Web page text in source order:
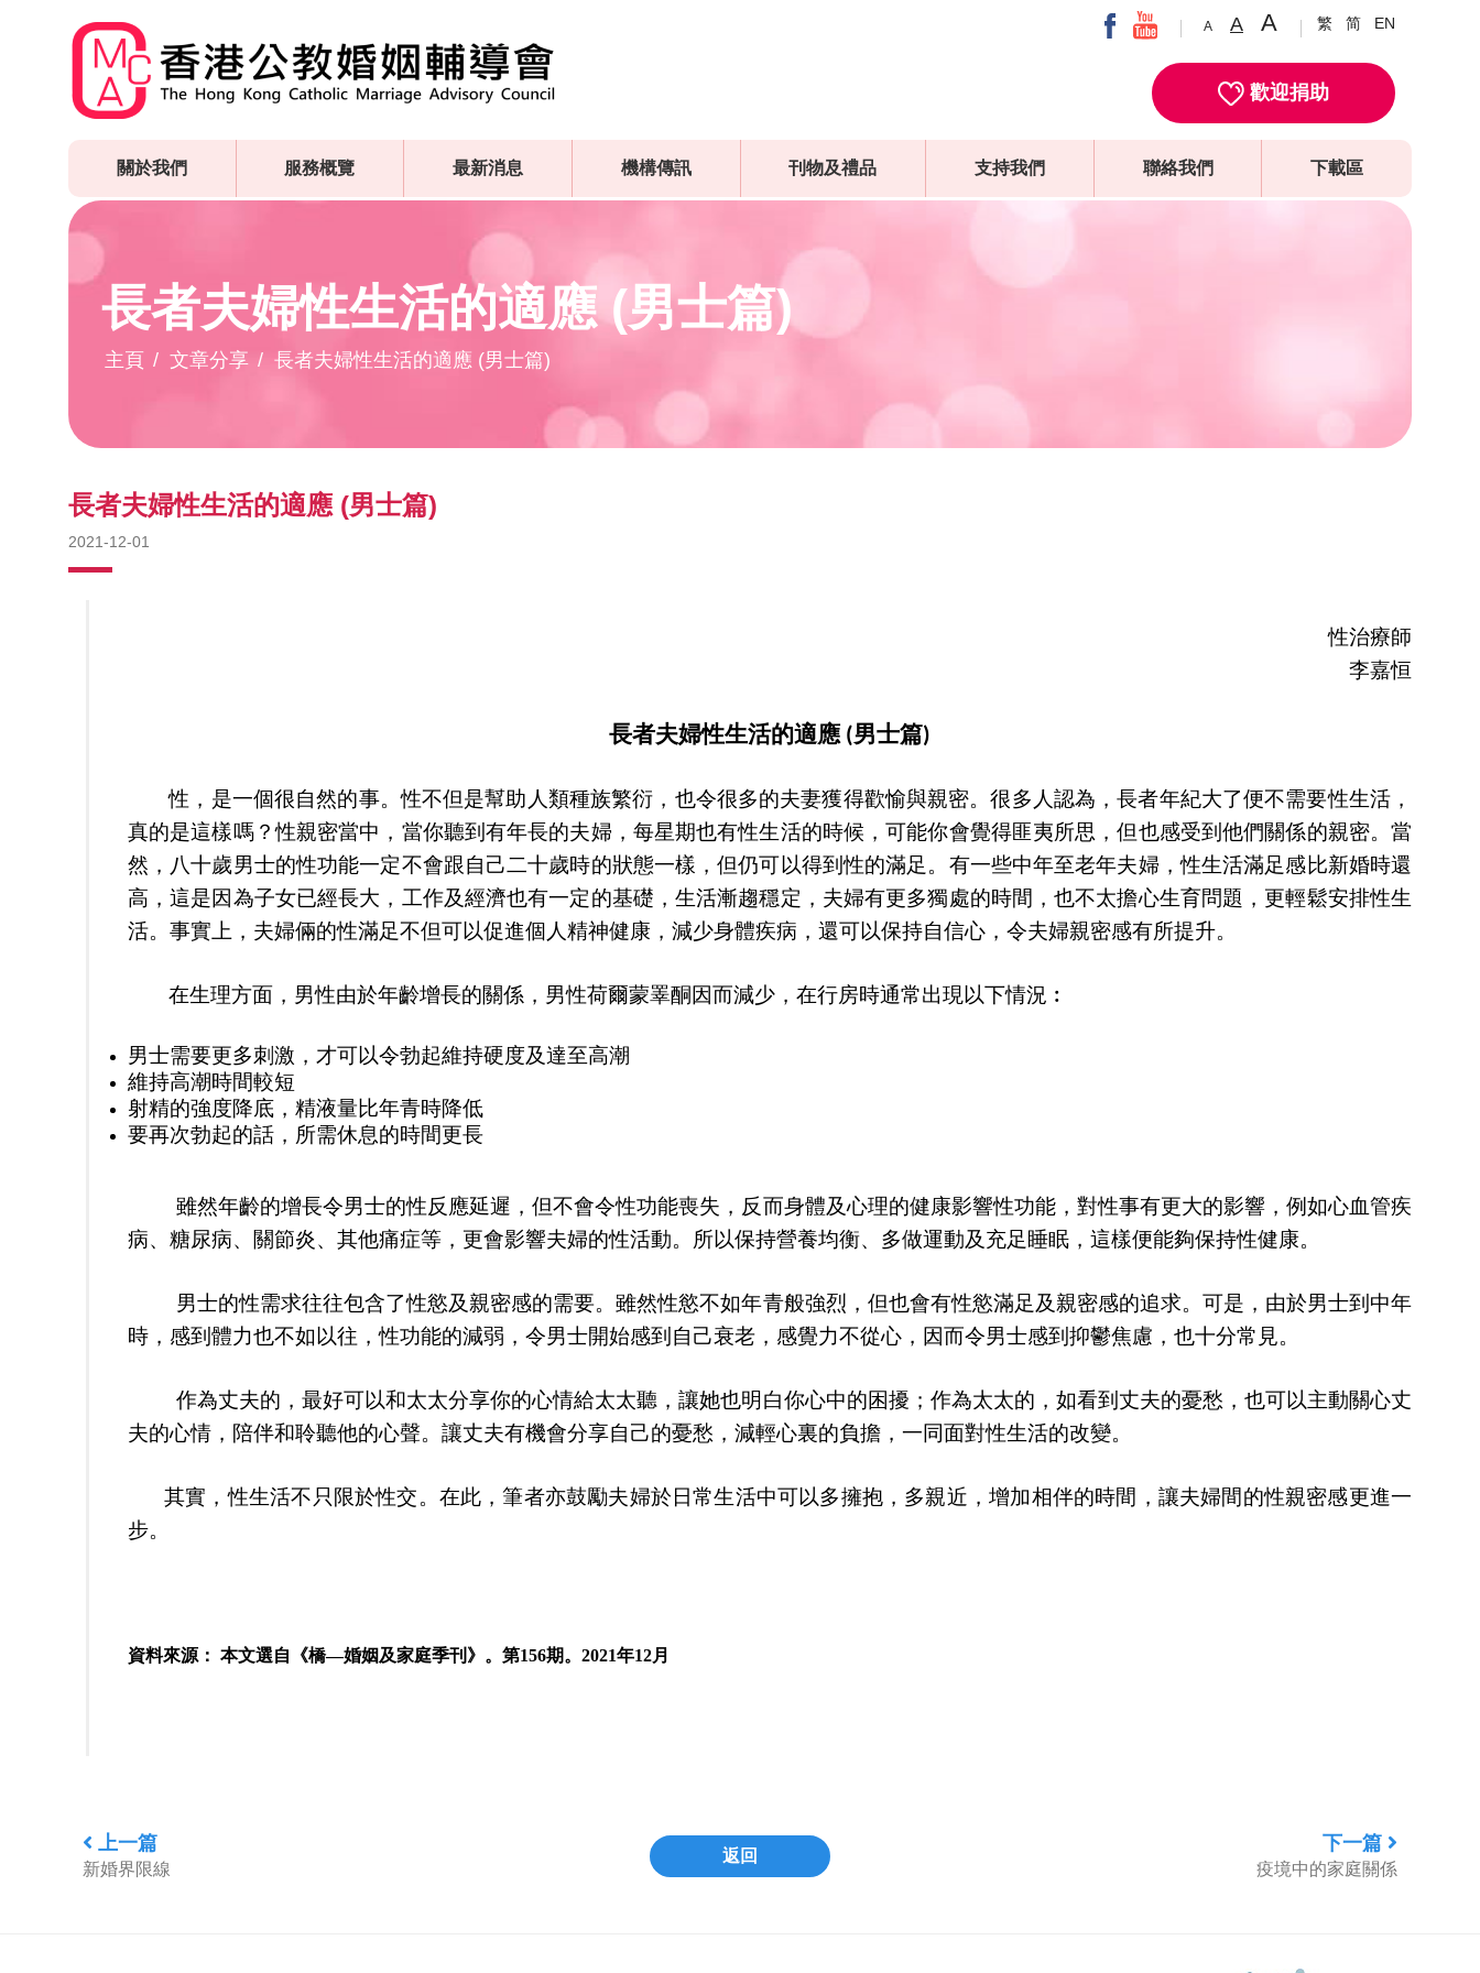
A A A 繁 简 EN
歡迎捐助
關於我們 服務概覽 最新消息 機構傳訊 刊物及禮品 支持我們 聯絡我們 下載區
長者夫婦性生活的適應 (男士篇)
主頁 文章分享 長者夫婦性生活的適應 (男士篇)
長者夫婦性生活的適應 (男士篇)
2021-12-01
性治療師
李嘉恒
長者夫婦性生活的適應 (男士篇)
性，是一個很自然的事。性不但是幫助人類種族繁衍，也令很多的夫妻獲得歡愉與親密。很多人認為，長者年紀大了便不需要性生活，
真的是這樣嗎？性親密當中，當你聽到有年長的夫婦，每星期也有性生活的時候，可能你會覺得匪夷所思，但也感受到他們關係的親密。當
然，八十歲男士的性功能一定不會跟自己二十歲時的狀態一樣，但仍可以得到性的滿足。有一些中年至老年夫婦，性生活滿足感比新婚時還
高，這是因為子女已經長大，工作及經濟也有一定的基礎，生活漸趨穩定，夫婦有更多獨處的時間，也不太擔心生育問題，更輕鬆安排性生
活。事實上，夫婦倆的性滿足不但可以促進個人精神健康，減少身體疾病，還可以保持自信心，令夫婦親密感有所提升。
在生理方面，男性由於年齡增長的關係，男性荷爾蒙睪酮因而減少，在行房時通常出現以下情況︰
男士需要更多刺激，才可以令勃起維持硬度及達至高潮
維持高潮時間較短
射精的強度降底，精液量比年青時降低
要再次勃起的話，所需休息的時間更長
雖然年齡的增長令男士的性反應延遲，但不會令性功能喪失，反而身體及心理的健康影響性功能，對性事有更大的影響，例如心血管疾
病、糖尿病、關節炎、其他痛症等，更會影響夫婦的性活動。所以保持營養均衡、多做運動及充足睡眠，這樣便能夠保持性健康。
男士的性需求往往包含了性慾及親密感的需要。雖然性慾不如年青般強烈，但也會有性慾滿足及親密感的追求。可是，由於男士到中年
時，感到體力也不如以往，性功能的減弱，令男士開始感到自己衰老，感覺力不從心，因而令男士感到抑鬱焦慮，也十分常見。
作為丈夫的，最好可以和太太分享你的心情給太太聽，讓她也明白你心中的困擾；作為太太的，如看到丈夫的憂愁，也可以主動關心丈
夫的心情，陪伴和聆聽他的心聲。讓丈夫有機會分享自己的憂愁，減輕心裏的負擔，一同面對性生活的改變。
其實，性生活不只限於性交。在此，筆者亦鼓勵夫婦於日常生活中可以多擁抱，多親近，增加相伴的時間，讓夫婦間的性親密感更進一
步。
資料來源： 本文選自《橋—婚姻及家庭季刊》。第156期。2021年12月
上一篇
新婚界限線
返回
下一篇
疫境中的家庭關係